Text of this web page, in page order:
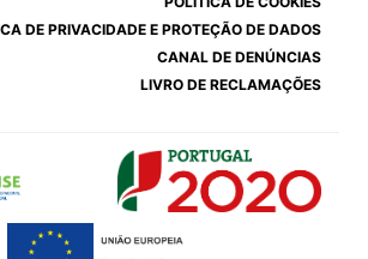
DE PRIVACIDADE E PROTEÇÃO DE DADOS
CANAL DE DENÚNCIAS
LIVRO DE RECLAMAÇÕES